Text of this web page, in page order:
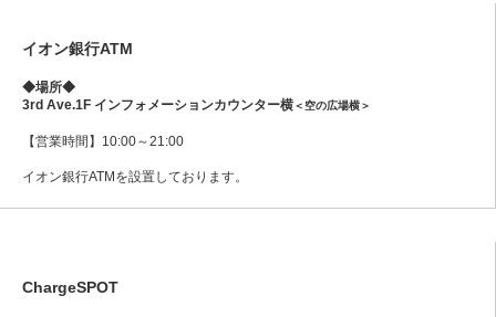
イオン銀行ATM
◆場所◆
3rd Ave.1F インフォメーションカウンター横＜空の広場横＞
【営業時間】10:00～21:00
イオン銀行ATMを設置しております。
ChargeSPOT